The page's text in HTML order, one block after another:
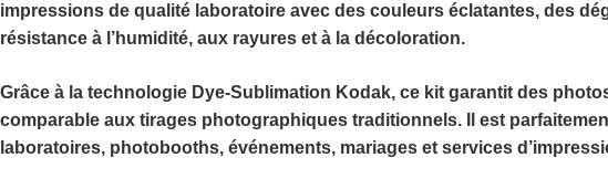
impressions de qualité laboratoire avec des couleurs éclatantes, des
résistance à l’humidité, aux rayures et à la décoloration.
Grâce à la technologie Dye-Sublimation Kodak, ce kit garantit des
comparable aux tirages photographiques traditionnels. Il est
laboratoires, photobooths, événements, mariages et services